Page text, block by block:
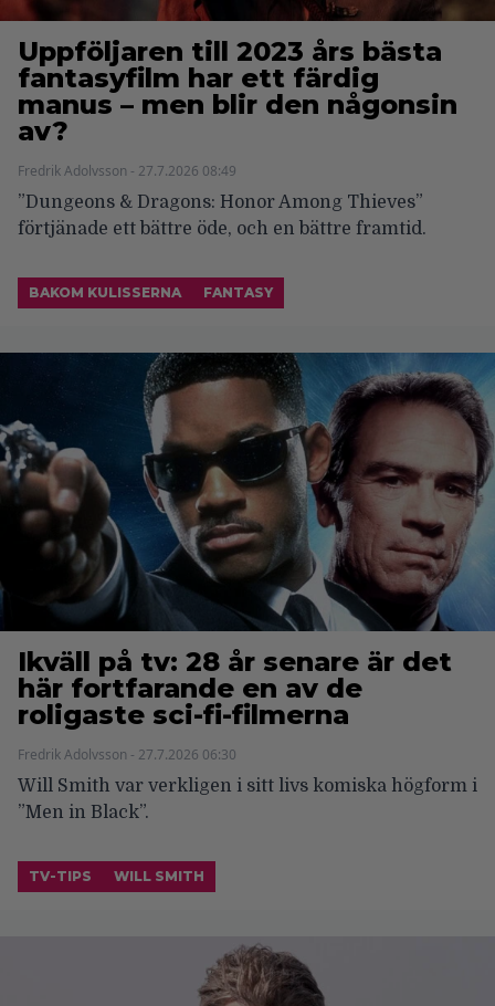
Uppföljaren till 2023 års bästa
fantasyfilm har ett färdig
manus – men blir den någonsin
av?
Fredrik Adolvsson - 27.7.2026 08:49
”Dungeons & Dragons: Honor Among Thieves”
förtjänade ett bättre öde, och en bättre framtid.
BAKOM KULISSERNA FANTASY
Ikväll på tv: 28 år senare är det
här fortfarande en av de
roligaste sci-fi-filmerna
Fredrik Adolvsson - 27.7.2026 06:30
Will Smith var verkligen i sitt livs komiska högform i
”Men in Black”.
TV-TIPS WILL SMITH